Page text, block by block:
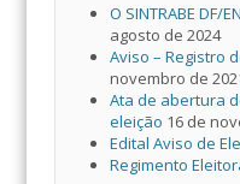
O SINTRABE DF/
agosto de 2024
Aviso – Registro
novembro de
Ata de abertura
eleição 16 de
Edital Aviso de
Regimento